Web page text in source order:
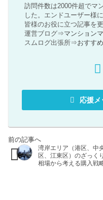
訪問件数は2000件超でマ
した。エンドユーザー様
皆様のお役に立つ記事を
運営ブログ⇒マンション
スムログ出張所⇒おすす
応援メ
湾岸エリア（港区、中
区、江東区）のざっくり
相場から考える購入戦